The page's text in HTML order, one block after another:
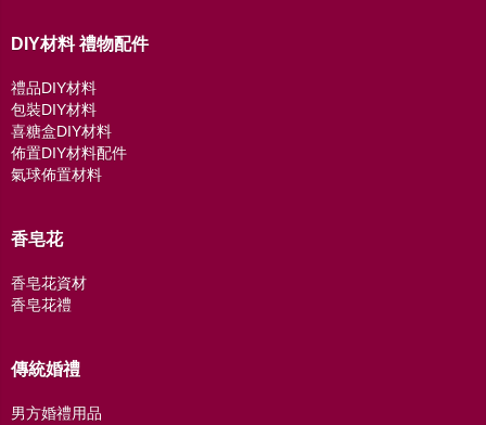
DIY材料 禮物配件
禮品DIY材料
包裝DIY材料
喜糖盒DIY材料
佈置DIY材料配件
氣球佈置材料
香皂花
香皂花資材
香皂花禮
傳統婚禮
男方婚禮用品